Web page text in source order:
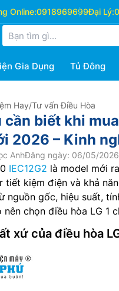
Online:0918969699Đại Lý:
Gia Dụng Tủ Đông
Hay/Tư vấn Điều Hòa
biết khi
2026 – Kinh
AnhĐăng ngày: 06/05/
IEC12G2 là model mới
tiết kiệm điện và khả
nguồn gốc, hiệu suất,
chọn điều hòa LG 1
xứ của điều hòa